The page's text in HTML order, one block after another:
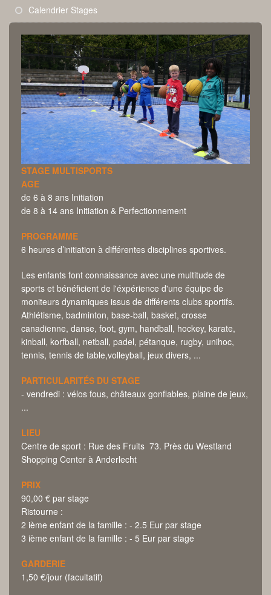
Calendrier Stages
STAGE MULTISPORTS
AGE
de 6 à 8 ans Initiation
de 8 à 14 ans Initiation & Perfectionnement
PROGRAMME
6 heures d’initiation à différentes disciplines sportives.
Les enfants font connaissance avec une multitude de
sports et bénéficient de l'éxpérience d'une équipe de
moniteurs dynamiques issus de différents clubs sportifs.
Athlétisme, badminton, base-ball, basket, crosse
canadienne, danse, foot, gym, handball, hockey, karate,
kinball, korfball, netball, padel, pétanque, rugby, unihoc,
tennis, tennis de table,volleyball, jeux divers, ...
PARTICULARITÉS DU STAGE
- vendredi : vélos fous, châteaux gonflables, plaine de jeux,
...
LIEU
Centre de sport : Rue des Fruits 73. Près du Westland
Shopping Center à Anderlecht
PRIX
90,00 € par stage
Ristourne :
2 ième enfant de la famille : - 2.5 Eur par stage
3 ième enfant de la famille : - 5 Eur par stage
GARDERIE
1,50 €/jour (facultatif)